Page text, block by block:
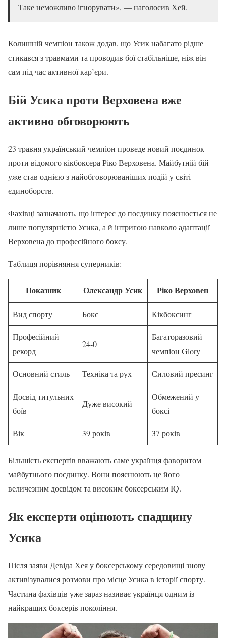
Таке неможливо ігнорувати», — наголосив Хей.
Колишній чемпіон також додав, що Усик набагато рідше
стикався з травмами та проводив бої стабільніше, ніж він
сам під час активної кар’єри.
Бій Усика проти Верховена вже
активно обговорюють
23 травня український чемпіон проведе новий поєдинок
проти відомого кікбоксера Ріко Верховена. Майбутній бій
уже став однією з найобговорюваніших подій у світі
єдиноборств.
Фахівці зазначають, що інтерес до поєдинку пояснюється не
лише популярністю Усика, а й інтригою навколо адаптації
Верховена до професійного боксу.
Таблиця порівняння суперників:
Показник Олександр Усик Ріко Верховен
Вид спорту Бокс Кікбоксинг
Професійний
рекорд
24-0
Багаторазовий
чемпіон Glory
Основний стиль Техніка та рух Силовий пресинг
Досвід титульних
боїв
Дуже високий
Обмежений у
боксі
Вік 39 років 37 років
Більшість експертів вважають саме українця фаворитом
майбутнього поєдинку. Вони пояснюють це його
величезним досвідом та високим боксерським IQ.
Як експерти оцінюють спадщину
Усика
Після заяви Девіда Хея у боксерському середовищі знову
активізувалися розмови про місце Усика в історії спорту.
Частина фахівців уже зараз називає українця одним із
найкращих боксерів покоління.